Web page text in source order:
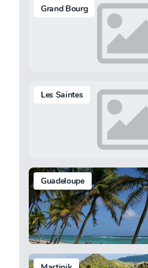
Grand Bourg
Les Saintes
Guadeloupe